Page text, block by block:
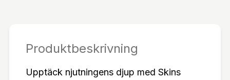
anterar att du hittar den perfekta inställningen för
n som gör The Rabbit speciell – det är också den
Produktbeskrivning
Upptäck njutningens djup med Skins